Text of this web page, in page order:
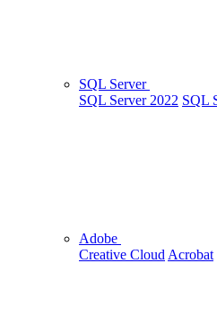
SQL Server
SQL Server 2022 SQL
Adobe
Creative Cloud Acrobat